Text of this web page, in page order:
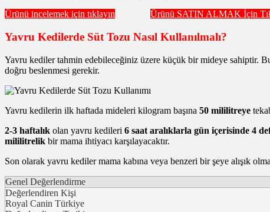
Ürünü incelemek için tıklayın
Ürünü SATIN ALMAK İçin
Yavru Kedilerde Süt Tozu Nasıl Kullanılmalı?
Yavru kediler tahmin edebileceğiniz üzere küçük bir mideye sahiptir.
doğru beslenmesi gerekir.
Yavru kedilerin ilk haftada mideleri kilogram başına 50 mililitreye
2-3 haftalık olan yavru kedileri 6 saat aralıklarla gün içerisinde 4
mililitrelik bir mama ihtiyacı karşılayacaktır.
Son olarak yavru kediler mama kabına veya benzeri bir şeye alışık
Genel Değerlendirme
Değerlendiren Kişi
Royal Canin Türkiye